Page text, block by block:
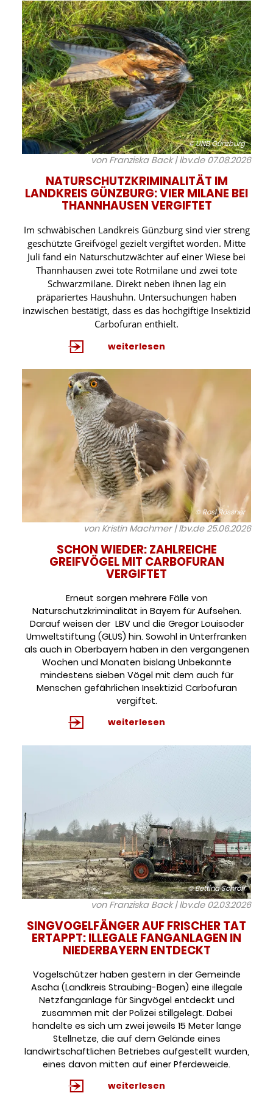
© UNB Günzburg
von Franziska Back | lbv.de 07.08.2026
NATURSCHUTZKRIMINALITÄT IM
LANDKREIS GÜNZBURG: VIER MILANE BEI
THANNHAUSEN VERGIFTET
Im schwäbischen Landkreis Günzburg sind vier streng
geschützte Greifvögel gezielt vergiftet worden. Mitte
Juli fand ein Naturschutzwächter auf einer Wiese bei
Thannhausen zwei tote Rotmilane und zwei tote
Schwarzmilane. Direkt neben ihnen lag ein
präpariertes Haushuhn. Untersuchungen haben
inzwischen bestätigt, dass es das hochgiftige Insektizid
Carbofuran enthielt.
weiterlesen
© Rosl Rössner
von Kristin Machmer | lbv.de25.06.2026
SCHON WIEDER: ZAHLREICHE
GREIFVÖGEL MIT CARBOFURAN
VERGIFTET
Erneut sorgen mehrere Fälle von
Naturschutzkriminalität in Bayern für Aufsehen.
Darauf weisen der LBV und die Gregor Louisoder
Umweltstiftung (GLUS) hin. Sowohl in Unterfranken
als auch in Oberbayern haben in den vergangenen
Wochen und Monaten bislang Unbekannte
mindestens sieben Vögel mit dem auch für
Menschen gefährlichen Insektizid Carbofuran
vergiftet.
weiterlesen
© Bettina Schröfl
von Franziska Back | lbv.de 02.03.2026
SINGVOGELFÄNGER AUF FRISCHER TAT
ERTAPPT: ILLEGALE FANGANLAGEN IN
NIEDERBAYERN ENTDECKT
Vogelschützer haben gestern in der Gemeinde
Ascha (Landkreis Straubing-Bogen) eine illegale
Netzfanganlage für Singvögel entdeckt und
zusammen mit der Polizei stillgelegt. Dabei
handelte es sich um zwei jeweils 15 Meter lange
Stellnetze, die auf dem Gelände eines
landwirtschaftlichen Betriebes aufgestellt wurden,
eines davon mitten auf einer Pferdeweide.
weiterlesen